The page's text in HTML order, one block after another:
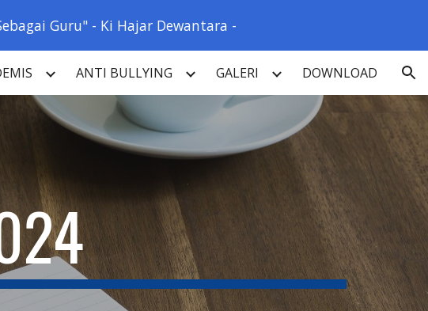
to navigationGuru" - Ki Hajar Dewantara -
ANTI BULLYING GALERI DOWNLOAD